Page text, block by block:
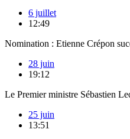
6 juillet
12:49
Nomination : Etienne Crépon
28 juin
19:12
Le Premier ministre Sébastien
25 juin
13:51